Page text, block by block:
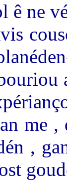
ê ne
me ,
,